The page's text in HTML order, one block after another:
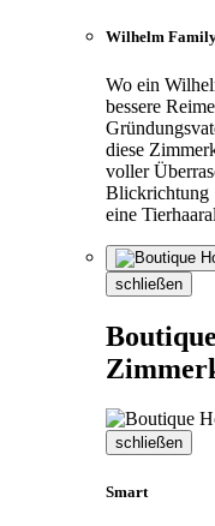
Wilhelm
Wo ein
bessere
diese
voller
Blickrichtung
eine
schließen
schließen
Smart